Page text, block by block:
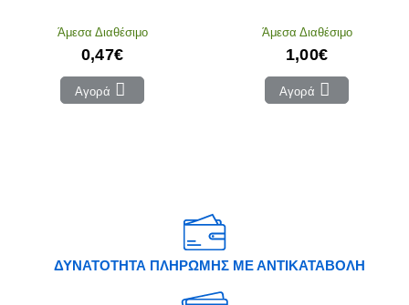
Άμεσα Διαθέσιμο
0,47€
Αγορά
Άμεσα Διαθέσιμο
1,00€
Αγορά
ΔΥΝΑΤΟΤΗΤΑ ΠΛΗΡΩΜΗΣ ΜΕ ΑΝΤΙΚΑΤΑΒΟΛΗ